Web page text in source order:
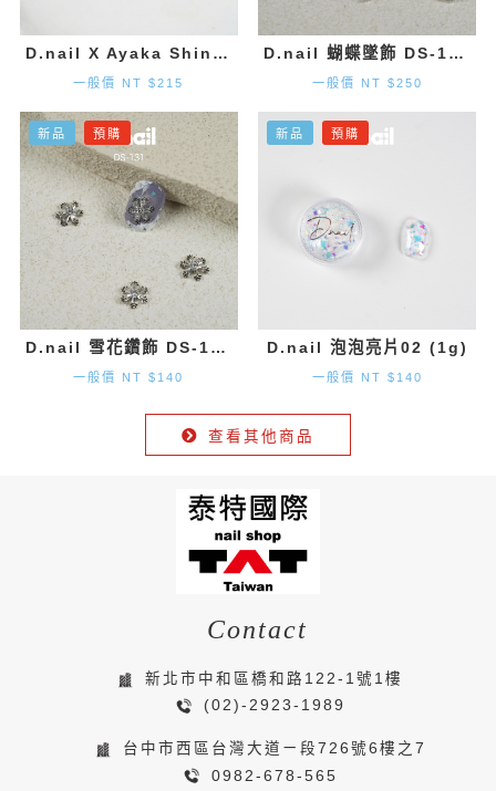
D.nail X Ayaka Shinohara 月亮墜飾-金色 (2入)
一般價 NT $215
D.nail 蝴蝶墜飾 DS-130 (20mm×1.9mm) 2入
一般價 NT $250
新品 預購
D.nail 雪花鑽飾 DS-131 (9.7mm×8.2mm) 2入
一般價 NT $140
新品 預購
D.nail 泡泡亮片02 (1g)
一般價 NT $140
查看其他商品
Contact
新北市中和區橋和路122-1號1樓
(02)-2923-1989
台中市西區台灣大道ㄧ段726號6樓之7
0982-678-565